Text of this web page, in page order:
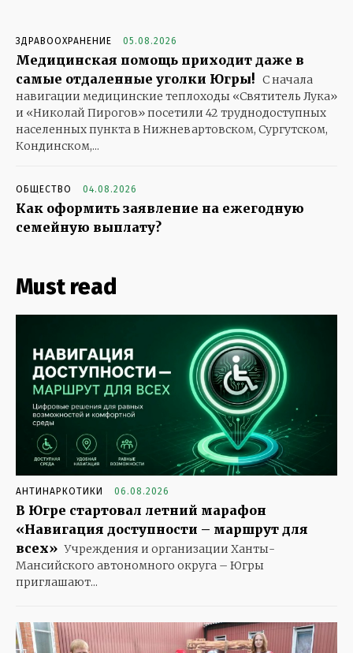
ЗДРАВООХРАНЕНИЕ 05.08.2026
Медицинская помощь приходит даже в
самые отдаленные уголки Югры! С начала
навигации медицинские теплоходы «Святитель Лука»
и «Николай Пирогов» посетили 42 труднодоступных
населенных пункта в Нижневартовском, Сургутском,
Кондинском,...
ОБЩЕСТВО 04.08.2026
Как оформить заявление на ежегодную
семейную выплату?
Must read
АНТИНАРКОТИКИ 06.08.2026
В Югре стартовал летний марафон
«Навигация доступности – маршрут для
всех» Учреждения и организации Ханты-
Мансийского автономного округа – Югры
приглашают...